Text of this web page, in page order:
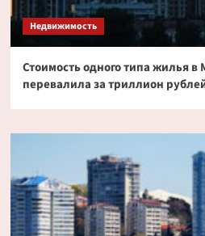
Недвижимость
Стоимость одного типа жилья в
перевалила за триллион